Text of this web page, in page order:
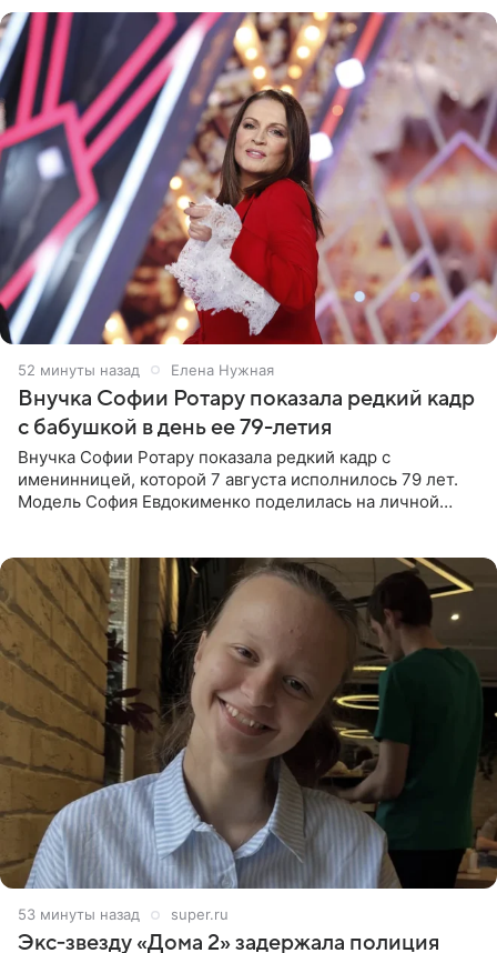
52 минуты назад Елена Нужная
Внучка Софии Ротару показала редкий кадр
с бабушкой в день ее 79-летия
Внучка Софии Ротару показала редкий кадр с
именинницей, которой 7 августа исполнилось 79 лет.
Модель София Евдокименко поделилась на личной
53 минуты назад super.ru
Экс‑звезду «Дома 2» задержала полиция